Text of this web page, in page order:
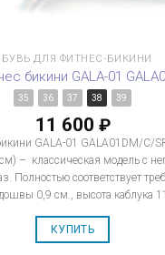
ДЛЯ ФИТНЕС-БИКИНИ
бикини GALA-01
35 36 37 38 39
11 600 ₽
GALA-01 GALA01DM/C/
– классическая модель с
Полностью соответствует
0,9 см., высота каблука
КУПИТЬ